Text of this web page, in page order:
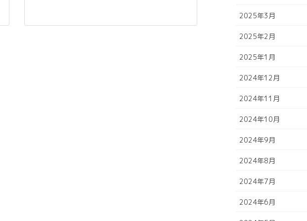
2025年3月
2025年2月
2025年1月
2024年12月
2024年11月
2024年10月
2024年9月
2024年8月
2024年7月
2024年6月